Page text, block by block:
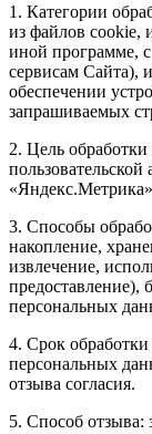
1. Категории
из файлов cookie,
иной программе,
сервисам Сайта),
обеспечении
запрашиваемых
2. Цель
3. Способы
накопление,
извлечение,
предоставление),
персональных
4. Срок обработки
персональных
отзыва согласия.
5. Способ отзыва: